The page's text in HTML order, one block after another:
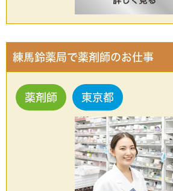
練馬鈴薬局で薬剤師のお仕事
薬剤師 東京都